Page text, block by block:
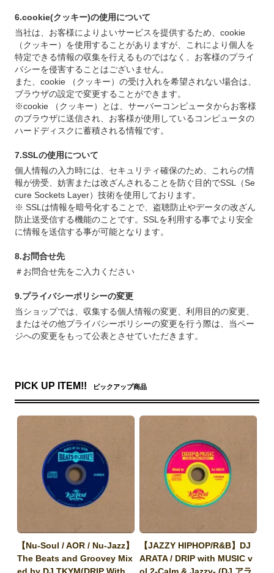
6.cookie(クッキー)の使用について
当社は、お客様によりよいサービスを提供するため、cookie
（クッキー）を使用することがありますが、これにより個人を
特定できる情報の収集を行えるものではなく、お客様のプライ
バシーを侵害することはございません。
また、cookie （クッキー）の受け入れを希望されない場合は、
ブラウザの設定で変更することができます。
※cookie （クッキー）とは、サーバーコンピュータからお客様
のブラウザに送信され、お客様が使用しているコンピュータの
ハードディスクに蓄積される情報です。
7.SSLの使用について
個人情報の入力時には、セキュリティ確保のため、これらの情
報が傍受、妨害または改ざんされることを防ぐ目的でSSL（Se
cure Sockets Layer）技術を使用しております。
※ SSLは情報を暗号化することで、盗聴防止やデータの改ざん
防止送受信する機能のことです。SSLを利用する事でより安全
に情報を送信する事が可能となります。
8.お問合せ先
＃お問合せ先をご入力ください
9.プライバシーポリシーの変更
当ショップでは、収集する個人情報の変更、利用目的の変更、
またはその他プライバシーポリシーの変更を行う際は、当ペー
ジへの変更をもって公表とさせていただきます。
PICK UP ITEM!! ピックアップ商品
【Nu-Soul / AOR / Nu-Jazz】
The Beats and Groovey Mix
【JAZZY HIPHOP/R&B】DJ
ARATA / DRIP with MUSIC v